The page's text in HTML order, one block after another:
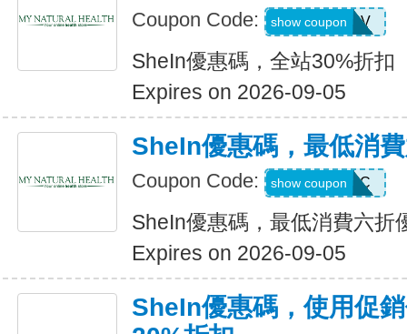
Coupon Code: W2CB88V
show coupon
SheIn優惠碼，全站30%折扣
Expires on 2026-09-05
SheIn優惠碼，最低消
Coupon Code: MTFK4CC
show coupon
SheIn優惠碼，最低消費六折
Expires on 2026-09-05
SheIn優惠碼，使用促